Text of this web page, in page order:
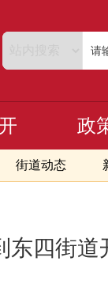
街道动态
政
东四街道